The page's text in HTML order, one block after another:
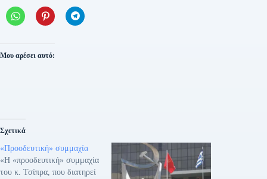
Μου αρέσει αυτό:
Σχετικά
«Προοδευτική» συμμαχία
«Η «προοδευτική» συμμαχία
του κ. Τσίπρα, που διατηρεί